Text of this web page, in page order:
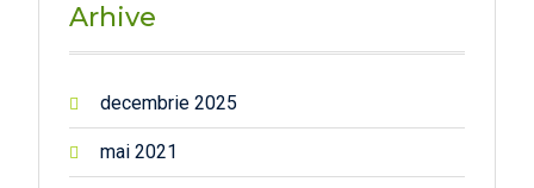
Arhive
decembrie 2025
mai 2021